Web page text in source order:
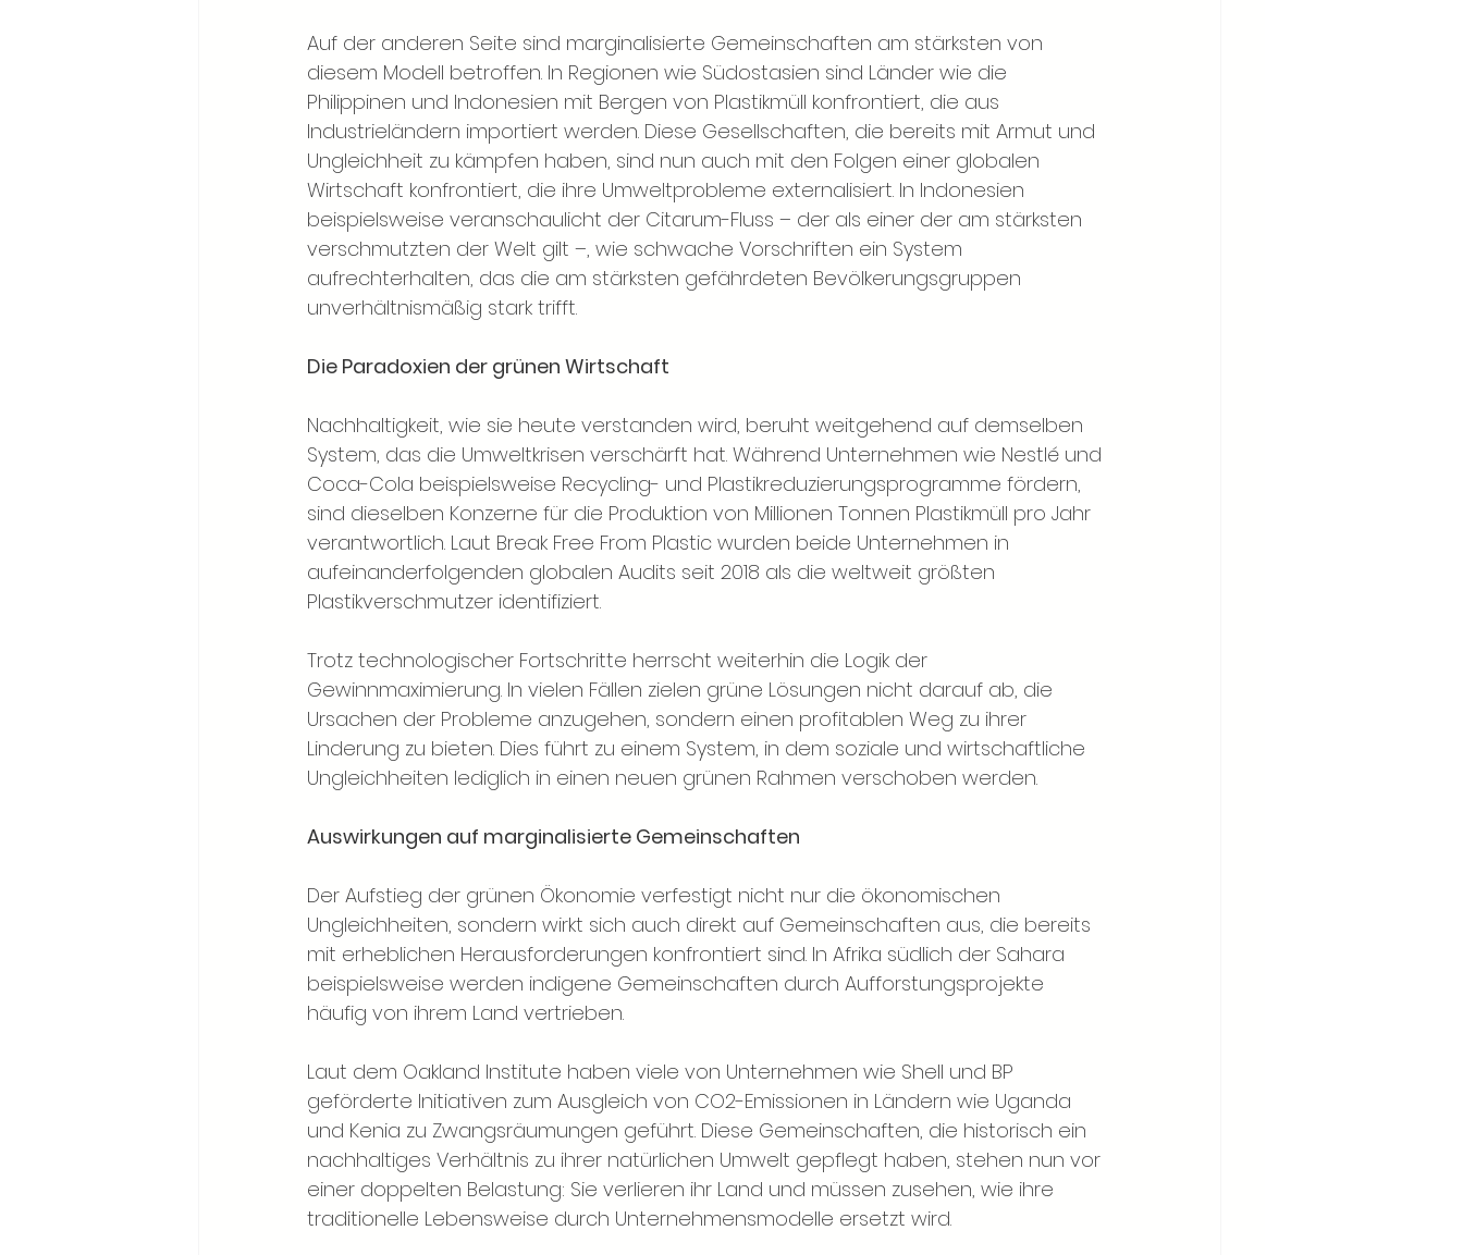
Auf der anderen Seite sind marginalisierte Gemeinschaften am stärksten von
diesem Modell betroffen. In Regionen wie Südostasien sind Länder wie die
Philippinen und Indonesien mit Bergen von Plastikmüll konfrontiert, die aus
Industrieländern importiert werden. Diese Gesellschaften, die bereits mit Armut und
Ungleichheit zu kämpfen haben, sind nun auch mit den Folgen einer globalen
Wirtschaft konfrontiert, die ihre Umweltprobleme externalisiert. In Indonesien
beispielsweise veranschaulicht der Citarum-Fluss – der als einer der am stärksten
verschmutzten der Welt gilt –, wie schwache Vorschriften ein System
aufrechterhalten, das die am stärksten gefährdeten Bevölkerungsgruppen
unverhältnismäßig stark trifft.
Die Paradoxien der grünen Wirtschaft
Nachhaltigkeit, wie sie heute verstanden wird, beruht weitgehend auf demselben
System, das die Umweltkrisen verschärft hat. Während Unternehmen wie Nestlé und
Coca-Cola beispielsweise Recycling- und Plastikreduzierungsprogramme fördern,
sind dieselben Konzerne für die Produktion von Millionen Tonnen Plastikmüll pro Jahr
verantwortlich. Laut Break Free From Plastic wurden beide Unternehmen in
aufeinanderfolgenden globalen Audits seit 2018 als die weltweit größten
Plastikverschmutzer identifiziert.
Trotz technologischer Fortschritte herrscht weiterhin die Logik der
Gewinnmaximierung. In vielen Fällen zielen grüne Lösungen nicht darauf ab, die
Ursachen der Probleme anzugehen, sondern einen profitablen Weg zu ihrer
Linderung zu bieten. Dies führt zu einem System, in dem soziale und wirtschaftliche
Ungleichheiten lediglich in einen neuen grünen Rahmen verschoben werden.
Auswirkungen auf marginalisierte Gemeinschaften
Der Aufstieg der grünen Ökonomie verfestigt nicht nur die ökonomischen
Ungleichheiten, sondern wirkt sich auch direkt auf Gemeinschaften aus, die bereits
mit erheblichen Herausforderungen konfrontiert sind. In Afrika südlich der Sahara
beispielsweise werden indigene Gemeinschaften durch Aufforstungsprojekte
häufig von ihrem Land vertrieben.
Laut dem Oakland Institute haben viele von Unternehmen wie Shell und BP
geförderte Initiativen zum Ausgleich von CO2-Emissionen in Ländern wie Uganda
und Kenia zu Zwangsräumungen geführt. Diese Gemeinschaften, die historisch ein
nachhaltiges Verhältnis zu ihrer natürlichen Umwelt gepflegt haben, stehen nun vor
einer doppelten Belastung: Sie verlieren ihr Land und müssen zusehen, wie ihre
traditionelle Lebensweise durch Unternehmensmodelle ersetzt wird.